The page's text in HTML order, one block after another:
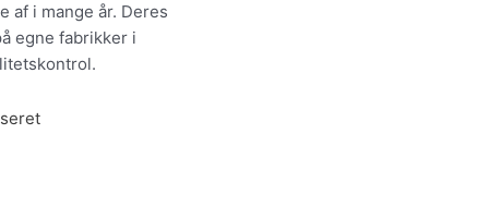
af i mange år. Deres
egne fabrikker i